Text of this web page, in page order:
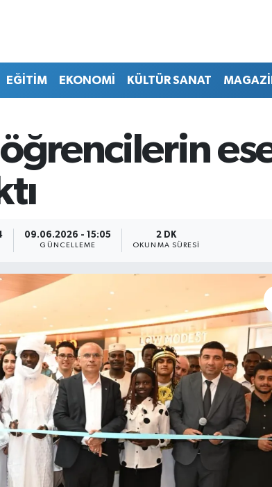
EĞİTİM EKONOMİ KÜLTÜR SANAT
öğrencilerin
09.06.2026 - 15:05
GÜNCELLEME
2 DK
OKUNMA SÜRESI